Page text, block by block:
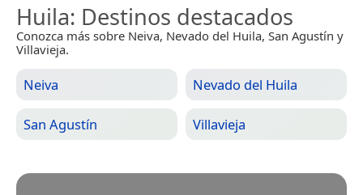
Huila: Destinos destacados
Conozca más sobre Neiva, Nevado del Huila, San Agustín y
Villavieja.
Neiva Nevado del Huila
San Agustín Villavieja